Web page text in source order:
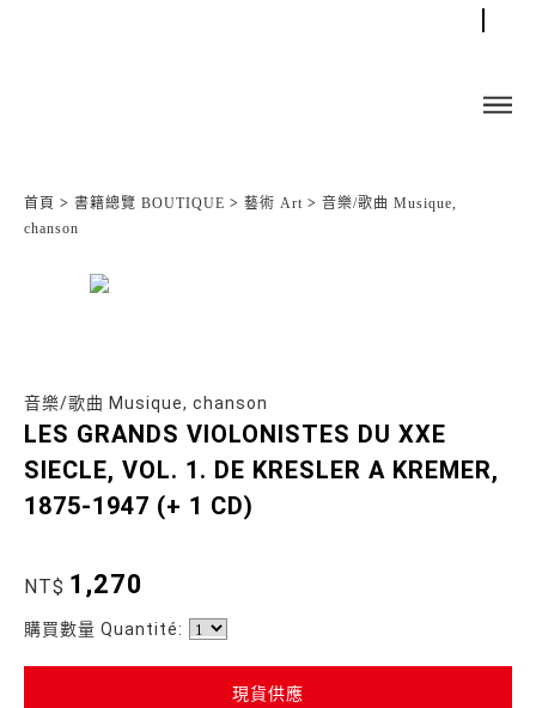
首頁 > 書籍總覽 BOUTIQUE > 藝術 Art > 音樂/歌曲 Musique,
chanson
音樂/歌曲 Musique, chanson
LES GRANDS VIOLONISTES DU XXE
SIECLE, VOL. 1. DE KRESLER A KREMER,
1875-1947 (+ 1 CD)
NT$ 1,270
購買數量 Quantité:
現貨供應